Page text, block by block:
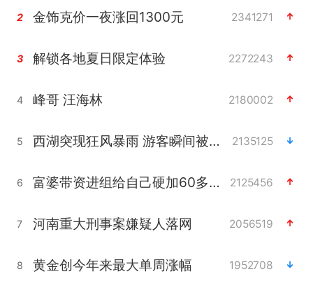
2 金饰克价一夜涨回1300元 2341271
3 解锁各地夏日限定体验 2272243
4 峰哥 汪海林 2180002
5 西湖突现狂风暴雨 游客瞬间被浇透 2135125
6 富婆带资进组给自己硬加60多场吻戏 2125456
7 河南重大刑事案嫌疑人落网 2056519
8 黄金创今年来最大单周涨幅 1952708